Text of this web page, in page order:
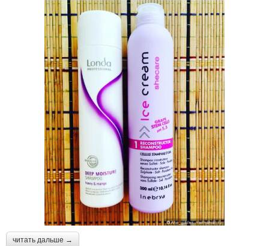
читать дальше →